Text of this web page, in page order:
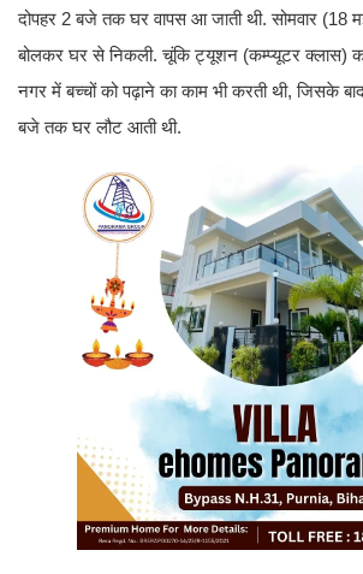
दोपहर 2 बजे तक घर वापस आ जाती थी. सोमवार (18
बोलकर घर से निकली. चूंकि ट्यूशन (कम्प्यूटर क्लास)
नगर में बच्चों को पढ़ाने का काम भी करती थी, जिसके
बजे तक घर लौट आती थी.